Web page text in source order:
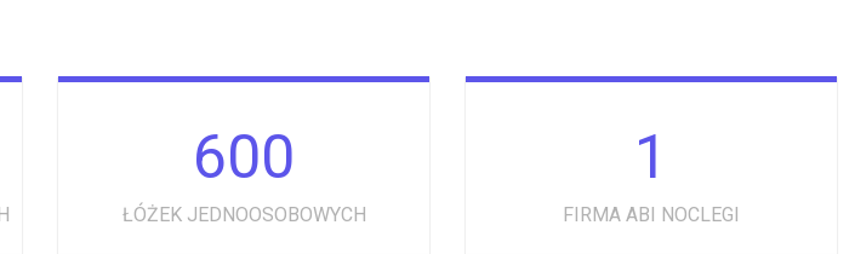
600
ŁÓŻEK JEDNOOSOBOWYCH
1
FIRMA ABI NOCLEGI